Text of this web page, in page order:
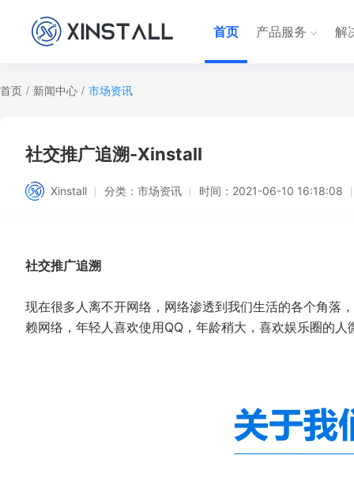
首页 产品服务 解
首页 / 新闻中心 / 市场资讯
社交推广追溯-Xinstall
Xinstall 分类： 市场资讯 时间： 2021-06-10 16:18:08
社交推广追溯
现在很多人离不开网络，网络渗透到我们生活的各个角落
赖网络，年轻人喜欢使用QQ，年龄稍大，喜欢娱乐圈的人